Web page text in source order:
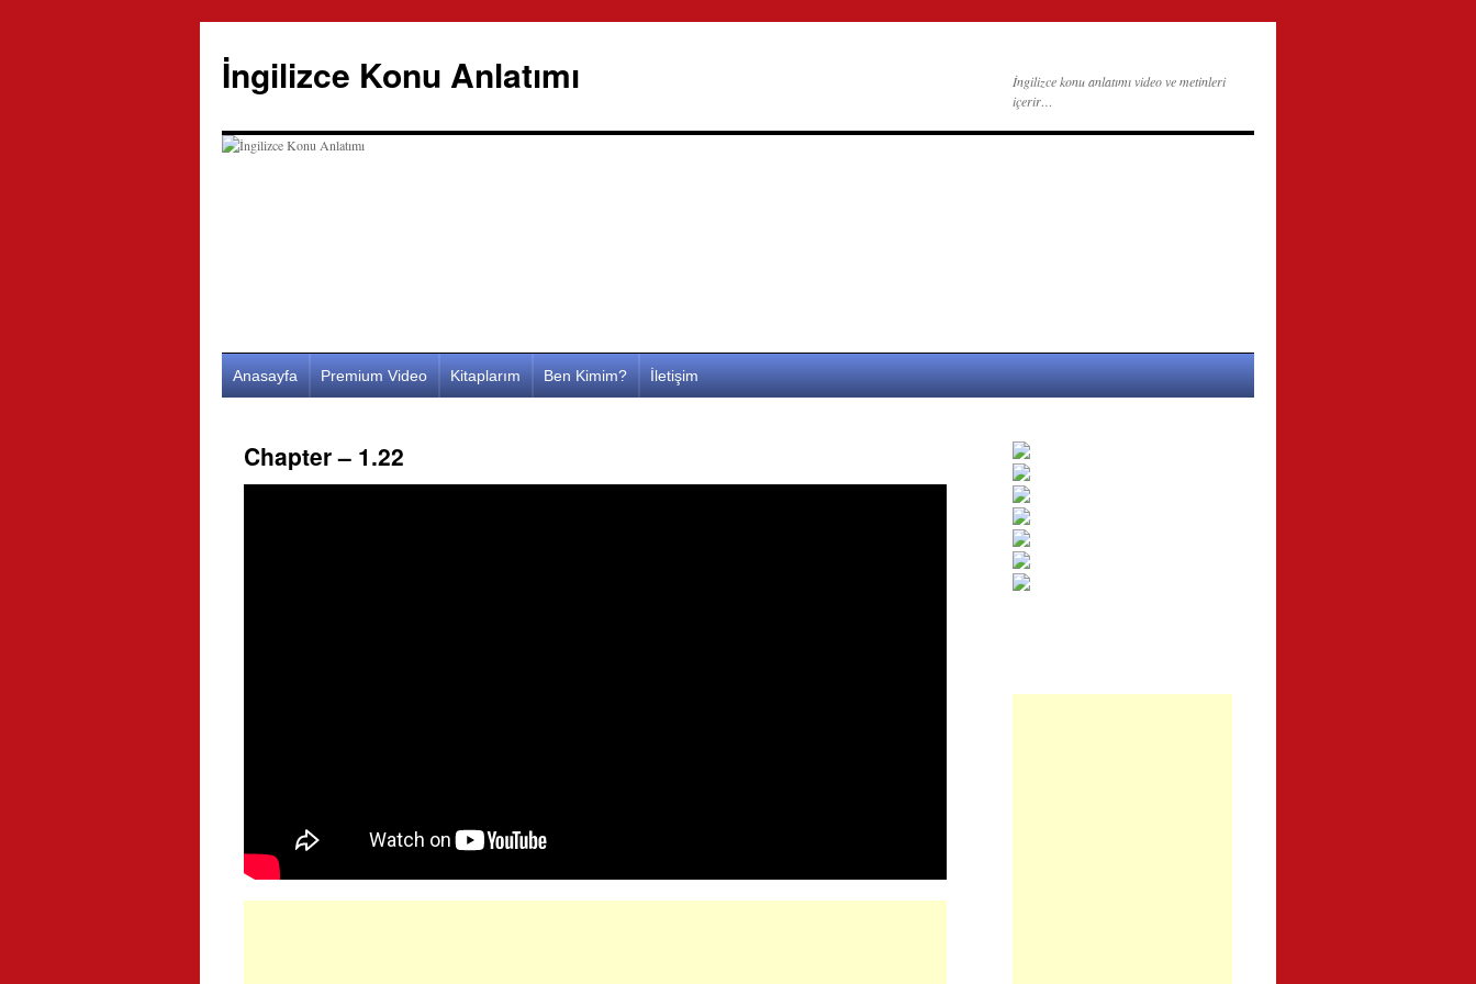
İngilizce Konu Anlatımı
İngilizce konu anlatımı video ve metinleri
içerir…
İçeriğe
Anasayfa Premium Video Kitaplarım Ben Kimim? İletişim
Chapter – 1.22